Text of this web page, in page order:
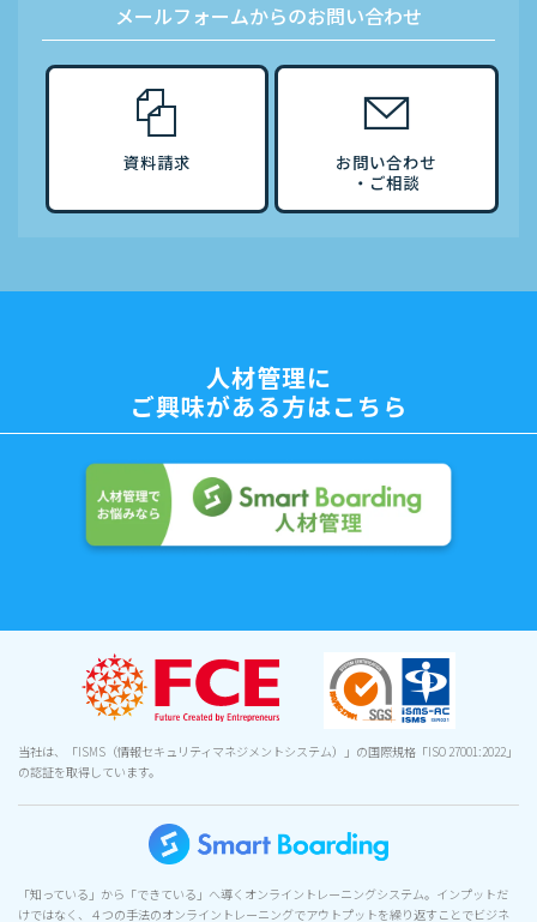
メールフォームからのお問い合わせ
資料請求
お問い合わせ
・ご相談
人材管理に
ご興味がある方はこちら
当社は、「ISMS（情報セキュリティマネジメントシステム）」の国際規格「ISO 27001:2022」
の認証を取得しています。
「知っている」から「できている」へ導くオンライントレーニングシステム。インプットだ
けではなく、４つの手法のオンライントレーニングでアウトプットを繰り返すことでビジネ